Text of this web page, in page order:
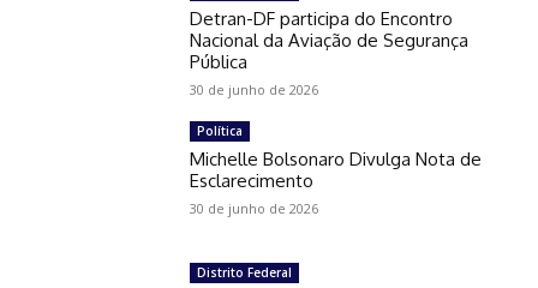
Detran-DF participa do Encontro
Nacional da Aviação de Segurança
Pública
30 de junho de 2026
Política
Michelle Bolsonaro Divulga Nota de
Esclarecimento
30 de junho de 2026
Distrito Federal